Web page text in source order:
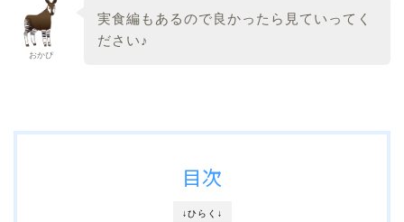
おかぴ
実食編もあるので良かったら見ていってく
ださい♪
↓ひらく↓
目次